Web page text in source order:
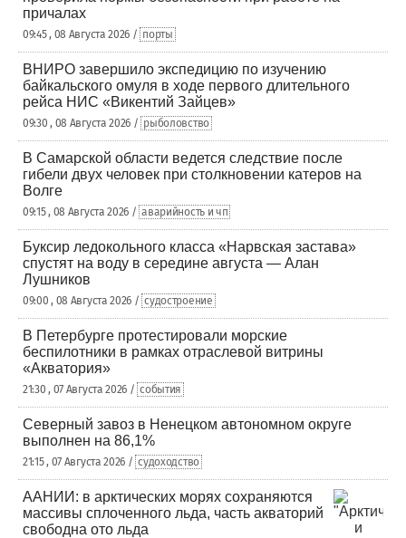
причалах
09:45 , 08 Августа 2026 / порты
ВНИРО завершило экспедицию по изучению
байкальского омуля в ходе первого длительного
рейса НИС «Викентий Зайцев»
09:30 , 08 Августа 2026 / рыболовство
В Самарской области ведется следствие после
гибели двух человек при столкновении катеров на
Волге
09:15 , 08 Августа 2026 / аварийность и чп
Буксир ледокольного класса «Нарвская застава»
спустят на воду в середине августа — Алан
Лушников
09:00 , 08 Августа 2026 / судостроение
В Петербурге протестировали морские
беспилотники в рамках отраслевой витрины
«Акватория»
21:30 , 07 Августа 2026 / события
Северный завоз в Ненецком автономном округе
выполнен на 86,1%
21:15 , 07 Августа 2026 / судоходство
ААНИИ: в арктических морях сохраняются
массивы сплоченного льда, часть акваторий
свободна ото льда